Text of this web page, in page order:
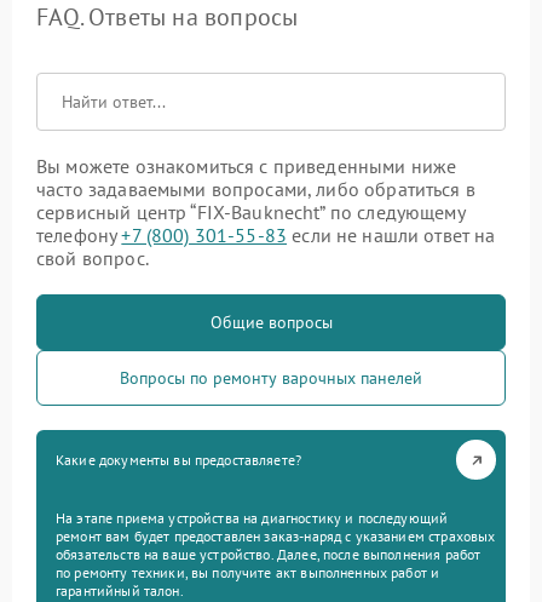
FAQ. Ответы на вопросы
Вы можете ознакомиться с приведенными ниже
часто задаваемыми вопросами, либо обратиться в
сервисный центр “FIX-Bauknecht” по следующему
телефону+7 (800) 301-55-83 если не нашли ответ на
свой вопрос.
Общие вопросы
Вопросы по ремонту варочных панелей
Какие документы вы предоставляете?
На этапе приема устройства на диагностику и последующий
ремонт вам будет предоставлен заказ-наряд с указанием страховых
обязательств на ваше устройство. Далее, после выполнения работ
по ремонту техники, вы получите акт выполненных работ и
гарантийный талон.